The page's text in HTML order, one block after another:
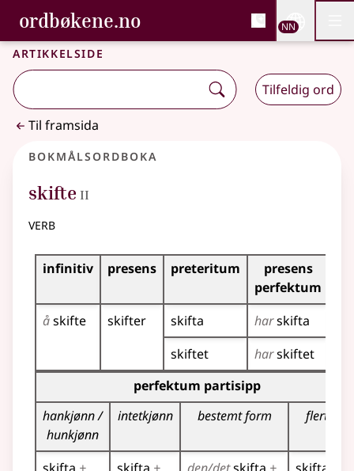
Gå til hovudinnhald
Tilgjenge
ordbøkene.no, Bokmålsordboka og
Bokmålsordboka og Nynorskordboka
NN
Artikkelside
Tilfeldig ord
Til framsida
Bokmålsordboka
skifte 2
II
verb
Bøyingstabell for dette verbet
infinitiv presens preteritum
presens
perfektum
åskifte skifter skifta harskifta
skiftet
harskiftet
Bøyingstabell for dette verbet (partisippformer)
perfektum partisipp
hankjønn /
hunkjønn
intetkjønn bestemt form flertall